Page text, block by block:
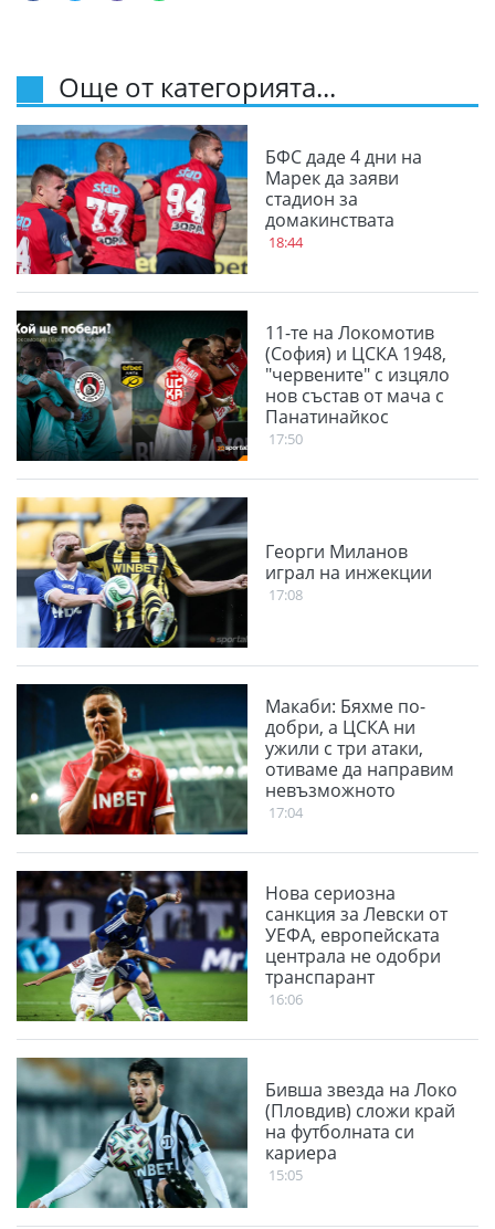
Още от категорията...
БФС даде 4 дни на
Марек да заяви
стадион за
домакинствата
18:44
11-те на Локомотив
(София) и ЦСКА 1948,
"червените" с изцяло
нов състав от мача с
Панатинайкос
17:50
Георги Миланов
играл на инжекции
17:08
Макаби: Бяхме по-
добри, а ЦСКА ни
ужили с три атаки,
отиваме да направим
невъзможното
17:04
Нова сериозна
санкция за Левски от
УЕФА, европейската
централа не одобри
транспарант
16:06
Бивша звезда на Локо
(Пловдив) сложи край
на футболната си
кариера
15:05